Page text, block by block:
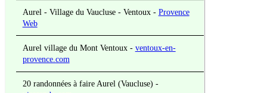
Aurel - Village du Vaucluse - Ventoux - Provence
Web
Aurel village du Mont Ventoux - ventoux-en-
provence.com
20 randonnées à faire Aurel (Vaucluse) -